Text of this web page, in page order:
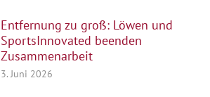
Entfernung zu groß: Löwen und
SportsInnovated beenden
Zusammenarbeit
3. Juni 2026